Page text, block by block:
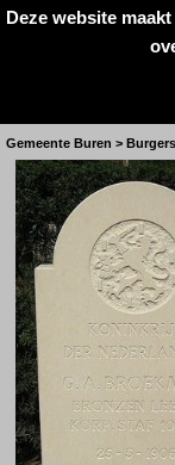
Deze website
Gemeente Buren >